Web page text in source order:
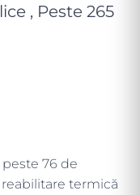
, Peste 265
76 de
termică